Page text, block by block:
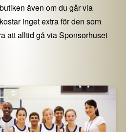
även om du går via
inget extra för den som
att alltid gå via Sponsorhuset